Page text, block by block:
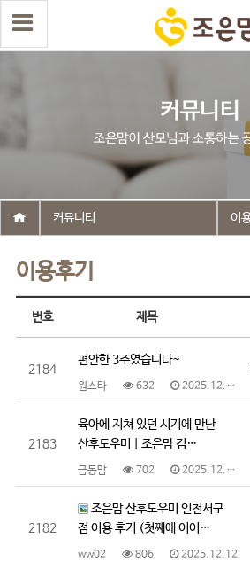
이용후기
커뮤니티 이
번호 제목
2184
편안한 3주였습니다~
원스타 632 2025.12.22
2183
육아에 지쳐 있던 시기에 만난
산후도우미 | 조은맘 김…
금동맘 702 2025.12.16
2182
조은맘 산후도우미 인천서구
점 이용 후기 (첫째에 이어…
ww02 806 2025.12.12